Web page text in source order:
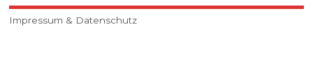
Impressum & Datenschutz